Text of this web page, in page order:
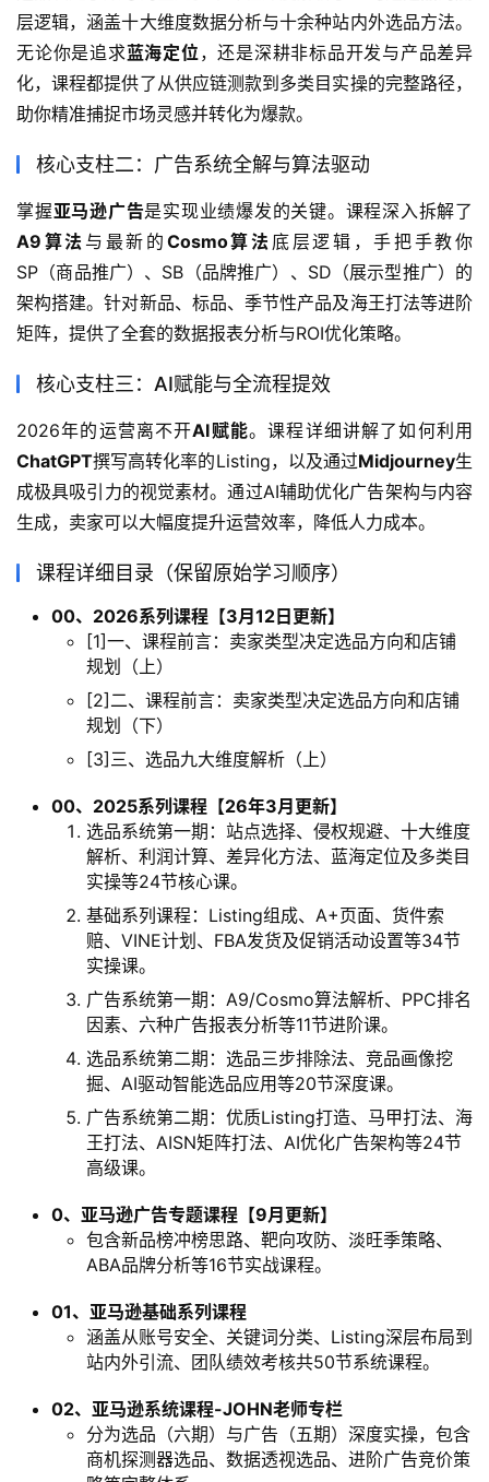
层逻辑，涵盖十大维度数据分析与十余种站内外选品方法。
无论你是追求蓝海定位，还是深耕非标品开发与产品差异
化，课程都提供了从供应链测款到多类目实操的完整路径，
助你精准捕捉市场灵感并转化为爆款。
核心支柱二：广告系统全解与算法驱动
掌握亚马逊广告是实现业绩爆发的关键。课程深入拆解了
A9算法 与最新的 Cosmo算法 底层逻辑，手把手教你
SP（商品推广）、SB（品牌推广）、SD（展示型推广）的
架构搭建。针对新品、标品、季节性产品及海王打法等进阶
矩阵，提供了全套的数据报表分析与ROI优化策略。
核心支柱三：AI赋能与全流程提效
2026年的运营离不开AI赋能。课程详细讲解了如何利用
ChatGPT撰写高转化率的Listing，以及通过Midjourney生
成极具吸引力的视觉素材。通过AI辅助优化广告架构与内容
生成，卖家可以大幅度提升运营效率，降低人力成本。
课程详细目录（保留原始学习顺序）
00、2026系列课程【3月12日更新】
[1]一、课程前言：卖家类型决定选品方向和店铺
规划（上）
[2]二、课程前言：卖家类型决定选品方向和店铺
规划（下）
[3]三、选品九大维度解析（上）
00、2025系列课程【26年3月更新】
选品系统第一期：站点选择、侵权规避、十大维度
解析、利润计算、差异化方法、蓝海定位及多类目
实操等24节核心课。
基础系列课程：Listing组成、A+页面、货件索
赔、VINE计划、FBA发货及促销活动设置等34节
实操课。
广告系统第一期：A9/Cosmo算法解析、PPC排名
因素、六种广告报表分析等11节进阶课。
选品系统第二期：选品三步排除法、竞品画像挖
掘、AI驱动智能选品应用等20节深度课。
广告系统第二期：优质Listing打造、马甲打法、海
王打法、AISN矩阵打法、AI优化广告架构等24节
高级课。
0、亚马逊广告专题课程【9月更新】
包含新品榜冲榜思路、靶向攻防、淡旺季策略、
ABA品牌分析等16节实战课程。
01、亚马逊基础系列课程
涵盖从账号安全、关键词分类、Listing深层布局到
站内外引流、团队绩效考核共50节系统课程。
02、亚马逊系统课程-JOHN老师专栏
分为选品（六期）与广告（五期）深度实操，包含
商机探测器选品、数据透视选品、进阶广告竞价策